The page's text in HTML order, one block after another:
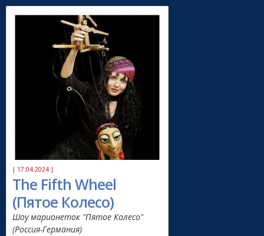
| 17.04.2024 |
The Fifth Wheel
(Пятое Колесо)
Шоу марионеток "Пятое Колесо"
(Россия-Германия)